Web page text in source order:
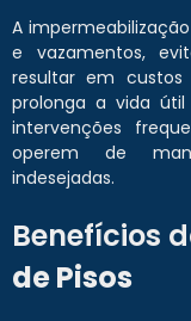
A
e vazamentos,
resultar em custos
prolonga a vida
intervenções
operem de
indesejadas.
Benefícios
de Pisos